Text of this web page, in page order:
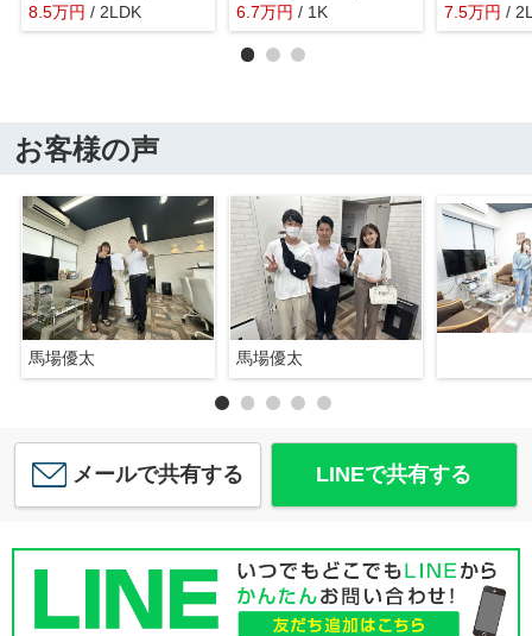
8.5万円 / 2LDK
6.7万円 / 1K
7.5万円 /
お客様の声
馬場優太 馬場優太
メールで共有する LINEで共有する